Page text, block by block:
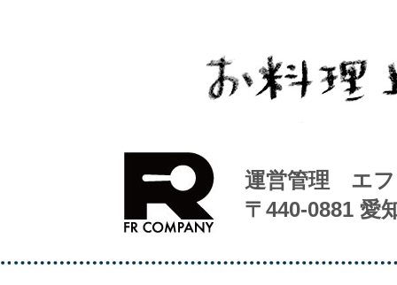
運営管理 エフ
〒440-0881 愛